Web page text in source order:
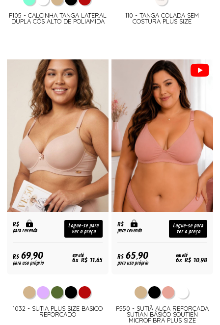
P105 - CALCINHA TANGA LATERAL
DUPLA CÓS ALTO DE POLIAMIDA
110 - TANGA COLADA SEM
COSTURA PLUS SIZE
R$
para revenda
Logue-se para
ver o preço
R$69,90
para uso próprio
em até
6x R$ 11,65
1032 - SUTIA PLUS SIZE BASICO
REFORCADO
R$
para revenda
Logue-se para
ver o preço
R$65,90
para uso próprio
em até
6x R$ 10,98
P550 - SUTIÃ ALÇA REFORÇADA
SUTIAN BÁSICO SOUTIEN
MICROFIBRA PLUS SIZE